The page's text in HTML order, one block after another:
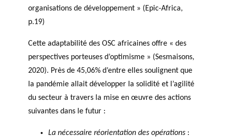
organisations de développement » (Epic-Africa,
p.19)
Cette adaptabilité des OSC africaines offre « des
perspectives porteuses d’optimisme » (Sesmaisons,
2020). Près de 45,06% d’entre elles soulignent que
la pandémie allait développer la solidité et l’agilité
du secteur à travers la mise en œuvre des actions
suivantes dans le futur :
La nécessaire réorientation des opérations :